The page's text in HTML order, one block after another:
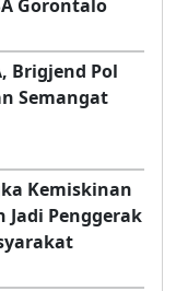
Gorontalo
Brigjend Pol
Semangat
Kemiskinan
Jadi Penggerak